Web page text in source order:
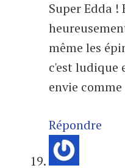
Super Edda !
même les
c'est ludique
envie comme
Répondre